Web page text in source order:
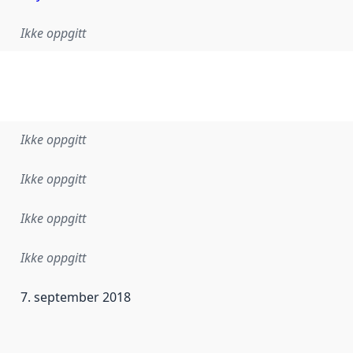
Ikke oppgitt
Ikke oppgitt
Ikke oppgitt
Ikke oppgitt
Ikke oppgitt
i dette datasettet første gang ble utgitt. Det kan
7. september 2018